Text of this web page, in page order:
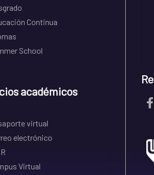
Continua
School
académicos
virtual
electrónico
Virtual